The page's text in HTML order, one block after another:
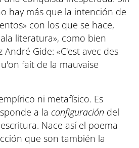
hay más que la intención de
con los que se hace,
literatura», como bien
Gide: «C'est avec des
fait de la mauvaise
ni metafísico. Es
a la configuración del
Nace así el poema
que son también la